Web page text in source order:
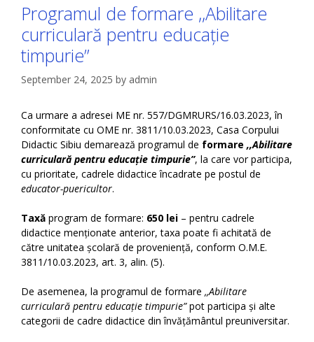
Programul de formare ,,Abilitare
curriculară pentru educație
timpurie”
September 24, 2025 by admin
Ca urmare a adresei ME nr. 557/DGMRURS/16.03.2023, în
conformitate cu OME nr. 3811/10.03.2023, Casa Corpului
Didactic Sibiu demarează programul de formare ,,Abilitare
curriculară pentru educație timpurie”, la care vor participa,
cu prioritate, cadrele didactice încadrate pe postul de
educator-puericultor.
Taxă program de formare: 650 lei – pentru cadrele
didactice menționate anterior, taxa poate fi achitată de
către unitatea școlară de proveniență, conform O.M.E.
3811/10.03.2023, art. 3, alin. (5).
De asemenea, la programul de formare ,,Abilitare
curriculară pentru educație timpurie”pot participa și alte
categorii de cadre didactice din învățământul preuniversitar.